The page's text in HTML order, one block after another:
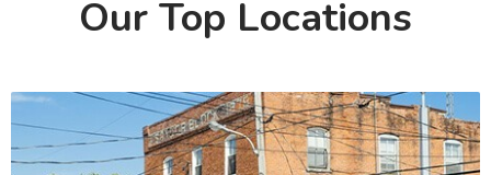
Our Top Locations